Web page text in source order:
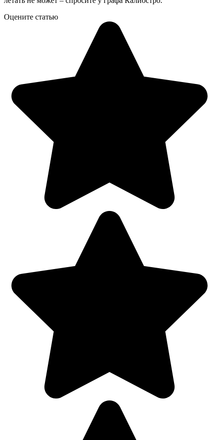
Оцените статью